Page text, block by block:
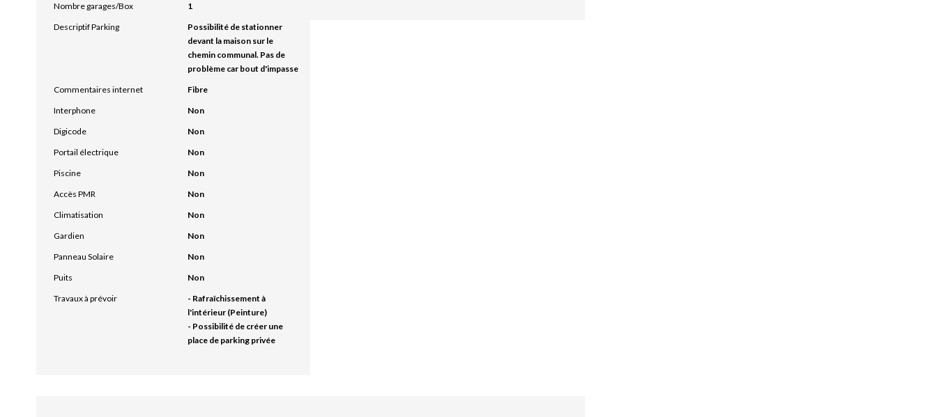
Nombre garages/Box
1
Descriptif Parking
Possibilité de stationner
devant la maison sur le
chemin communal. Pas de
problème car bout d'impasse
Commentaires internet
Fibre
Interphone
Non
Digicode
Non
Portail électrique
Non
Piscine
Non
Accès PMR
Non
Climatisation
Non
Gardien
Non
Panneau Solaire
Non
Puits
Non
Travaux à prévoir
- Rafraîchissement à
l'intérieur (Peinture)
- Possibilité de créer une
place de parking privée